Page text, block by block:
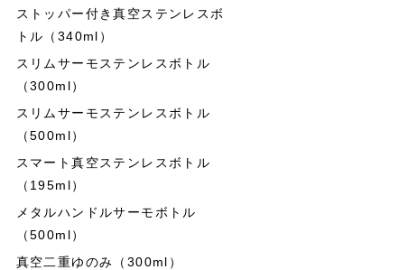
ストッパー付き真空ステンレスボ
トル（340ml）
スリムサーモステンレスボトル
（300ml）
スリムサーモステンレスボトル
（500ml）
スマート真空ステンレスボトル
（195ml）
メタルハンドルサーモボトル
（500ml）
真空二重ゆのみ（300ml）